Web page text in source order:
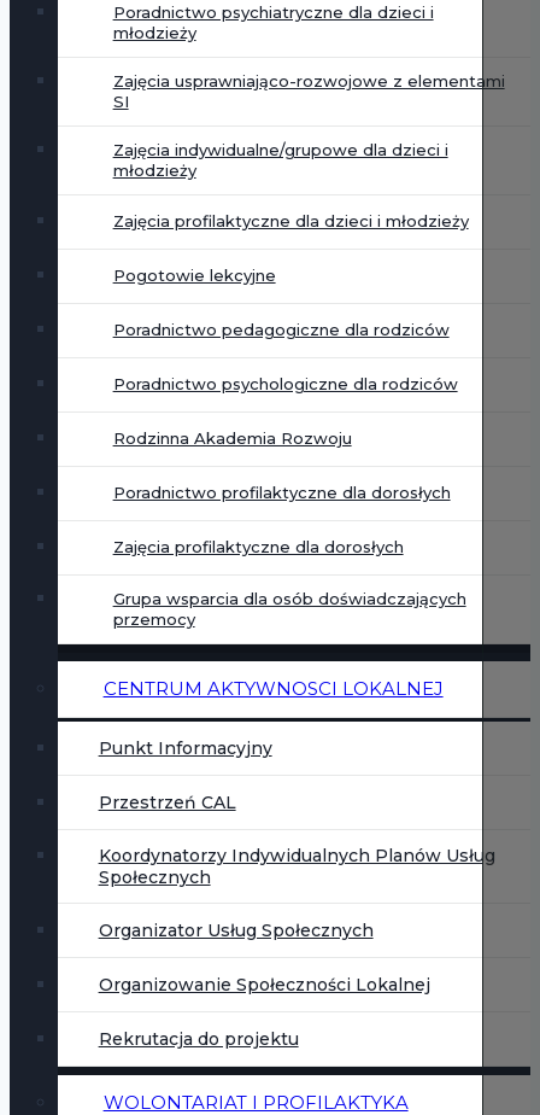
Poradnictwo psychiatryczne dla dzieci i
młodzieży
Zajęcia usprawniająco-rozwojowe z elementami
SI
Zajęcia indywidualne/grupowe dla dzieci i
młodzieży
Zajęcia profilaktyczne dla dzieci i młodzieży
Pogotowie lekcyjne
Poradnictwo pedagogiczne dla rodziców
Poradnictwo psychologiczne dla rodziców
Rodzinna Akademia Rozwoju
Poradnictwo profilaktyczne dla dorosłych
Zajęcia profilaktyczne dla dorosłych
Grupa wsparcia dla osób doświadczających
przemocy
CENTRUM AKTYWNOSCI LOKALNEJ
Punkt Informacyjny
Przestrzeń CAL
Koordynatorzy Indywidualnych Planów Usług
Społecznych
Organizator Usług Społecznych
Organizowanie Społeczności Lokalnej
Rekrutacja do projektu
WOLONTARIAT I PROFILAKTYKA